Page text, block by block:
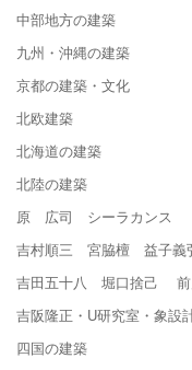
中部地方の建築
九州・沖縄の建築
京都の建築・文化
北欧建築
北海道の建築
北陸の建築
原 広司 シーラカンス
吉村順三 宮脇檀 益子義
吉田五十八 堀口捨己
吉阪隆正・U研究室・象設
四国の建築